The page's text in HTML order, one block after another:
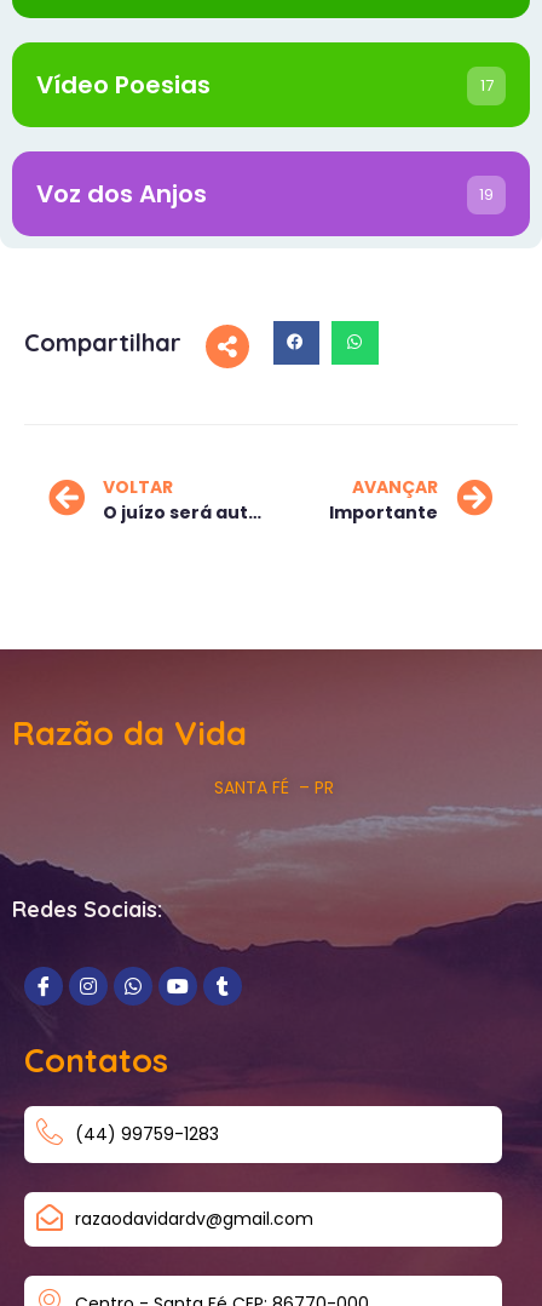
Vídeo Poesias 17
Voz dos Anjos 19
Compartilhar
VOLTAR
O juízo será automático
AVANÇAR
Importante
Razão da Vida
SANTA FÉ – PR
Redes Sociais:
Contatos
(44) 99759-1283
razaodavidardv@gmail.com